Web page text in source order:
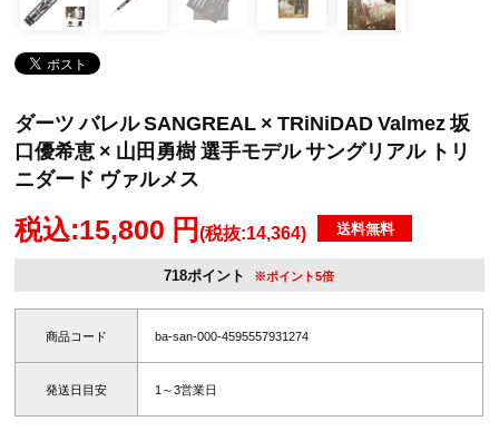
ダーツ バレル SANGREAL × TRiNiDAD Valmez 坂
口優希恵 × 山田勇樹 選手モデル サングリアル トリ
ニダード ヴァルメス
税込:15,800 円(税抜:14,364) 送料無料
718ポイント ※ポイント5倍
商品コード ba-san-000-4595557931274
発送日目安 1～3営業日